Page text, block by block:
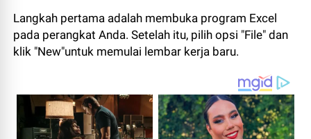
Langkah pertama adalah membuka program Excel
pada perangkat Anda. Setelah itu, pilih opsi "File" dan
klik "New"untuk memulai lembar kerja baru.